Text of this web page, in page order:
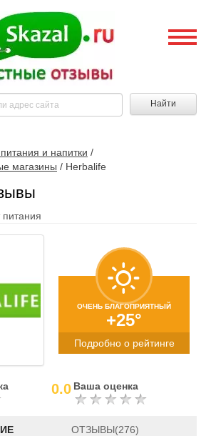
Найти
и напитки /
магазины / Herbalife
ОЧЕНЬ БЛАГОПРИЯТНЫЙ
+25°
Подробно о рейтинге
0.0 Ваша оценка
ОТЗЫВЫ(276)